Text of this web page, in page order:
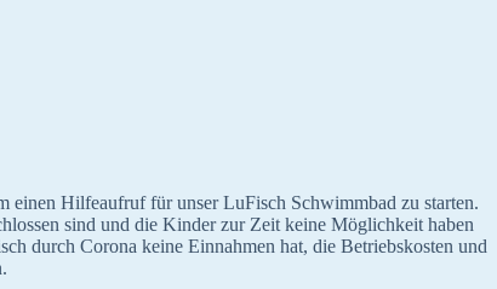
einen Hilfeaufruf für unser LuFisch Schwimmbad zu starten.
sind und die Kinder zur Zeit keine Möglichkeit haben
durch Corona keine Einnahmen hat, die Betriebskosten und